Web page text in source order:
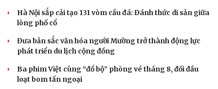
Hà Nội sắp cải tạo 131 vòm cầu đá: Đánh thức di sản giữa
lòng phố cổ
Đưa bản sắc văn hóa người Mường trở thành động lực
phát triển du lịch cộng đồng
Ba phim Việt cùng “đổ bộ” phòng vé tháng 8, đối đầu
loạt bom tấn ngoại